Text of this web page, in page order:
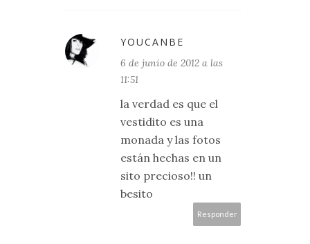
YOUCANBE
6 de junio de 2012 a las
11:51
la verdad es que el
vestidito es una
monada y las fotos
están hechas en un
sito precioso!! un
besito
Responder